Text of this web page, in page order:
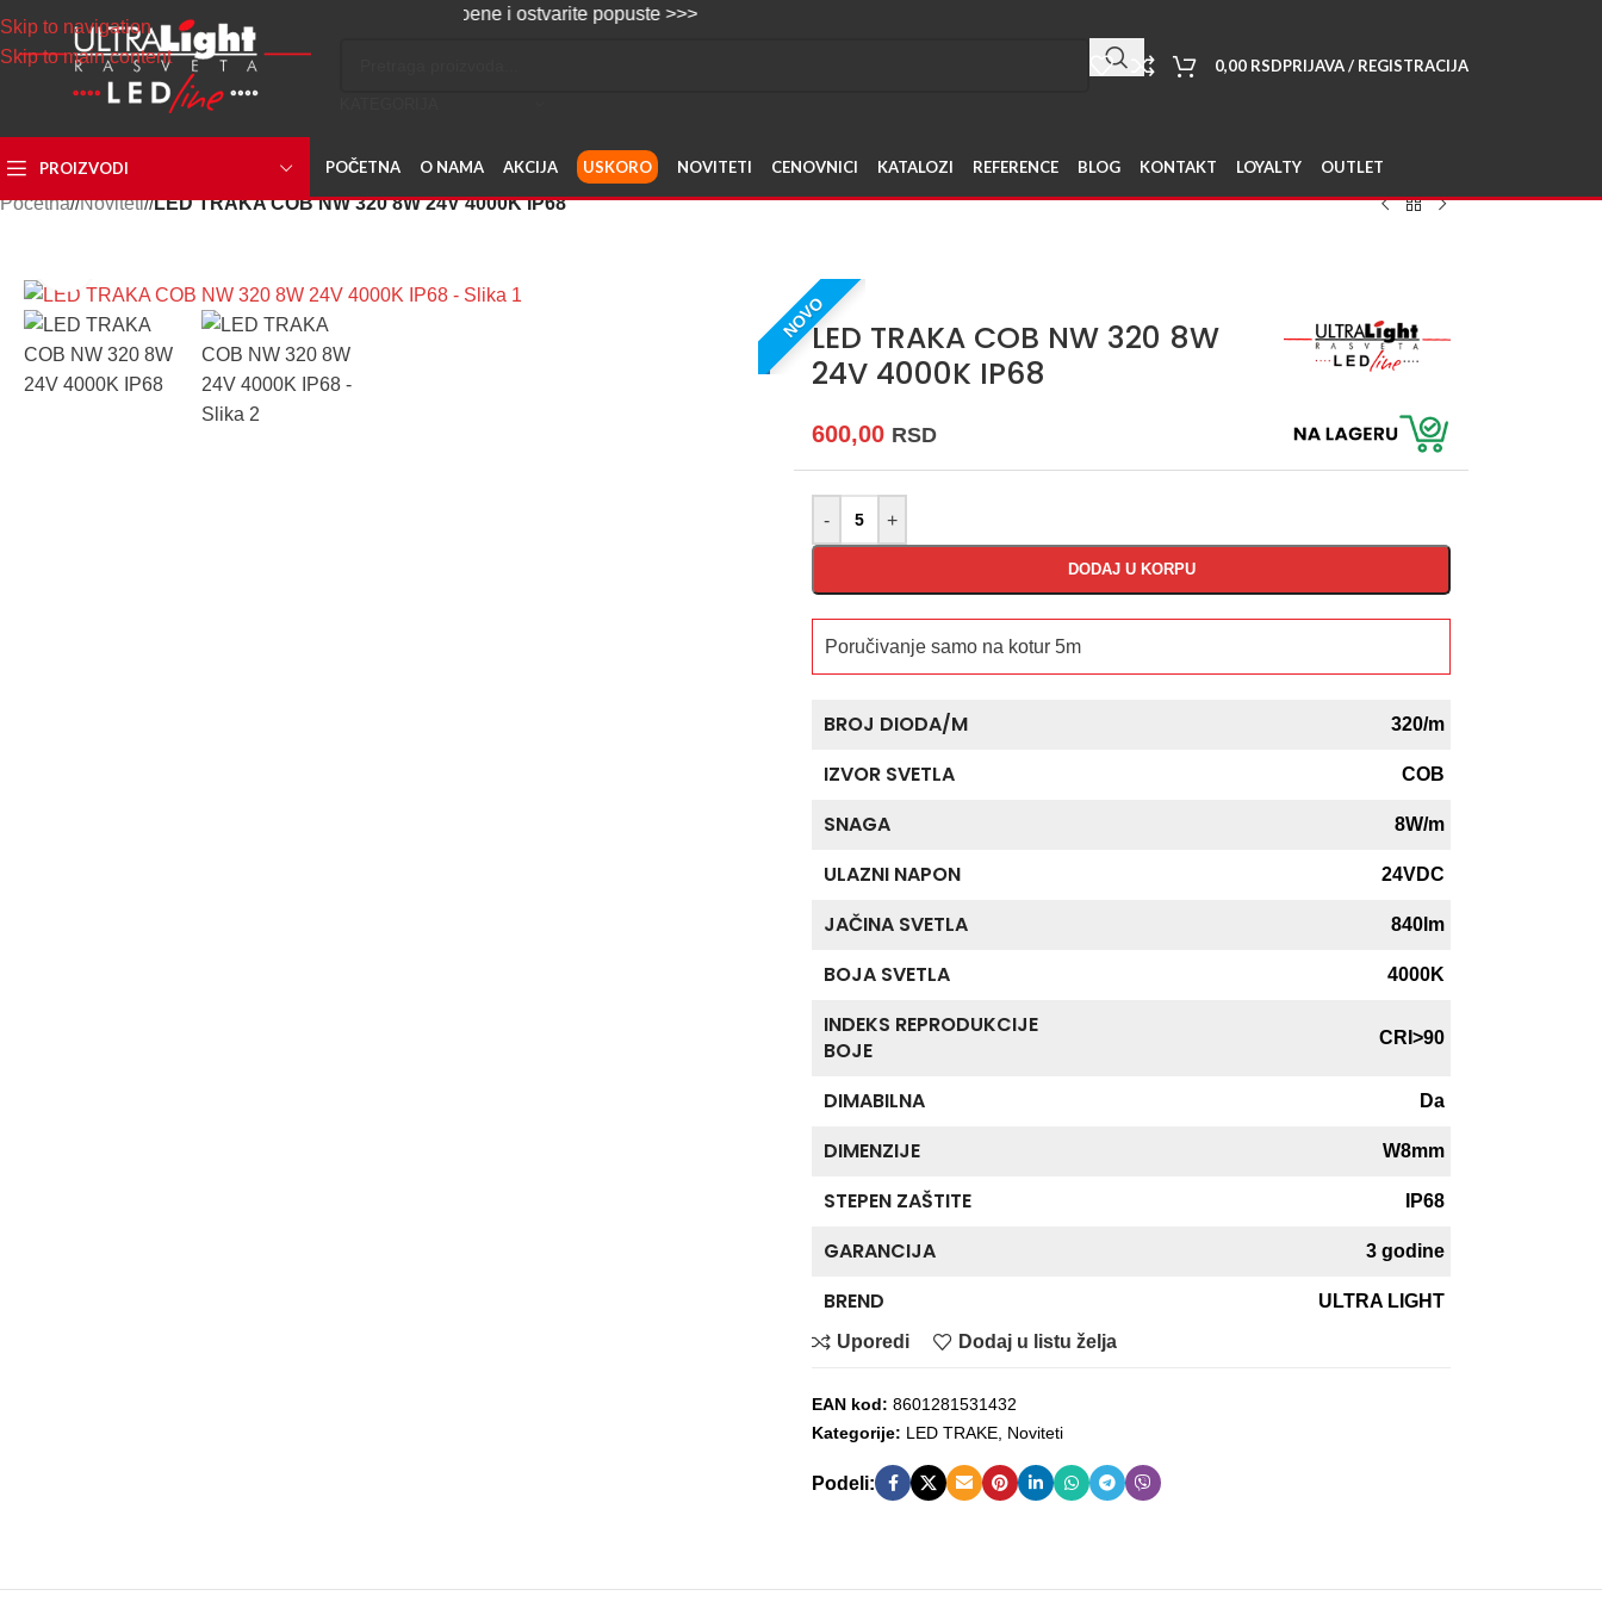
Skip to navigation
Skip to main content
Napravite svoj nalog, sakupljajte poene i ostvarite popuste >>>
0,00 RSDPRIJAVA / REGISTRACIJA
PROIZVODI POČETNA O NAMA AKCIJA USKORO NOVITETI CENOVNICI KATALOZI REFERENCE BLOG KONTAKT LOYALTY OUTLET
Početna/ Noviteti/ LED TRAKA COB NW 320 8W 24V 4000K IP68
NOVOLED TRAKA COB NW 320 8W
24V 4000K IP68
600,00 RSD
- +
DODAJ U KORPU
Poručivanje samo na kotur 5m
BROJ DIODA/M 320/m
IZVOR SVETLA COB
SNAGA 8W/m
ULAZNI NAPON 24VDC
JAČINA SVETLA 840lm
BOJA SVETLA 4000K
INDEKS REPRODUKCIJE
BOJE
CRI>90
DIMABILNA Da
DIMENZIJE W8mm
STEPEN ZAŠTITE IP68
GARANCIJA 3 godine
BREND
ULTRA LIGHT
Uporedi
Dodaj u listu želja
EAN kod: 8601281531432
Kategorije: LED TRAKE Noviteti
Podeli: